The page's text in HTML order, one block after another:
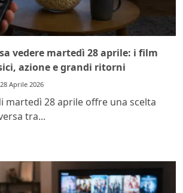
vedere martedì 28 aprile: i film
azione e grandi ritorni
28 Aprile 2026
martedì 28 aprile offre una scelta
tra...